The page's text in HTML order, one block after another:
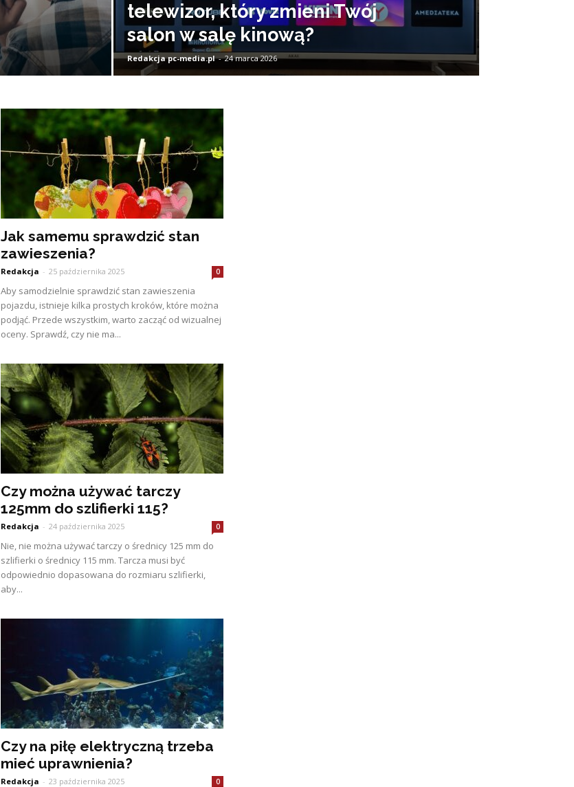
telewizor, który zmieni Twój
salon w salę kinową?
Redakcja pc-media.pl - 24 marca 2026
Jak samemu sprawdzić stan
zawieszenia?
Redakcja - 25 października 2025 0
Aby samodzielnie sprawdzić stan zawieszenia
pojazdu, istnieje kilka prostych kroków, które można
podjąć. Przede wszystkim, warto zacząć od wizualnej
oceny. Sprawdź, czy nie ma...
Czy można używać tarczy
125mm do szlifierki 115?
Redakcja - 24 października 2025 0
Nie, nie można używać tarczy o średnicy 125 mm do
szlifierki o średnicy 115 mm. Tarcza musi być
odpowiednio dopasowana do rozmiaru szlifierki,
aby...
Czy na piłę elektryczną trzeba
mieć uprawnienia?
Redakcja - 23 października 2025 0